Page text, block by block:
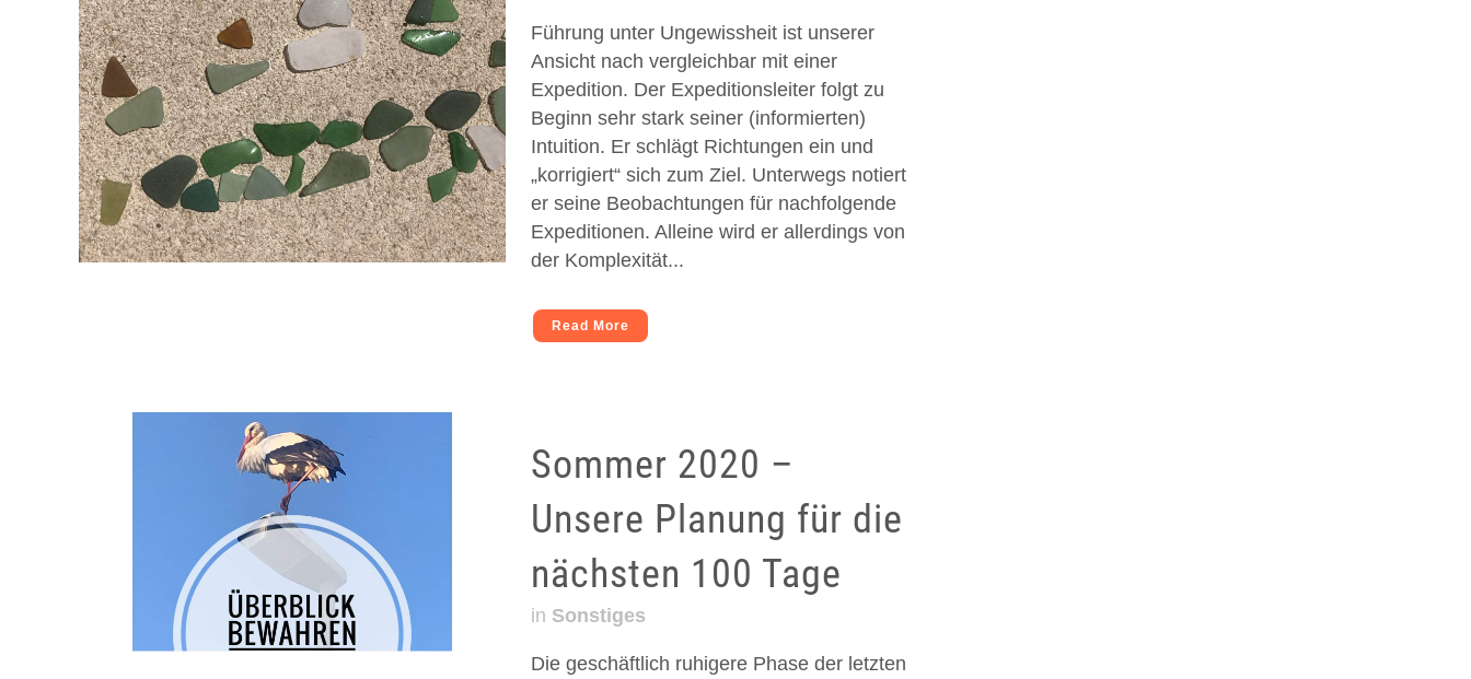
Führung unter Ungewissheit ist unserer
Ansicht nach vergleichbar mit einer
Expedition. Der Expeditionsleiter folgt zu
Beginn sehr stark seiner (informierten)
Intuition. Er schlägt Richtungen ein und
„korrigiert“ sich zum Ziel. Unterwegs notiert
er seine Beobachtungen für nachfolgende
Expeditionen. Alleine wird er allerdings von
der Komplexität...
Read More
Sommer 2020 –
Unsere Planung für die
nächsten 100 Tage
in Sonstiges
Die geschäftlich ruhigere Phase der letzten